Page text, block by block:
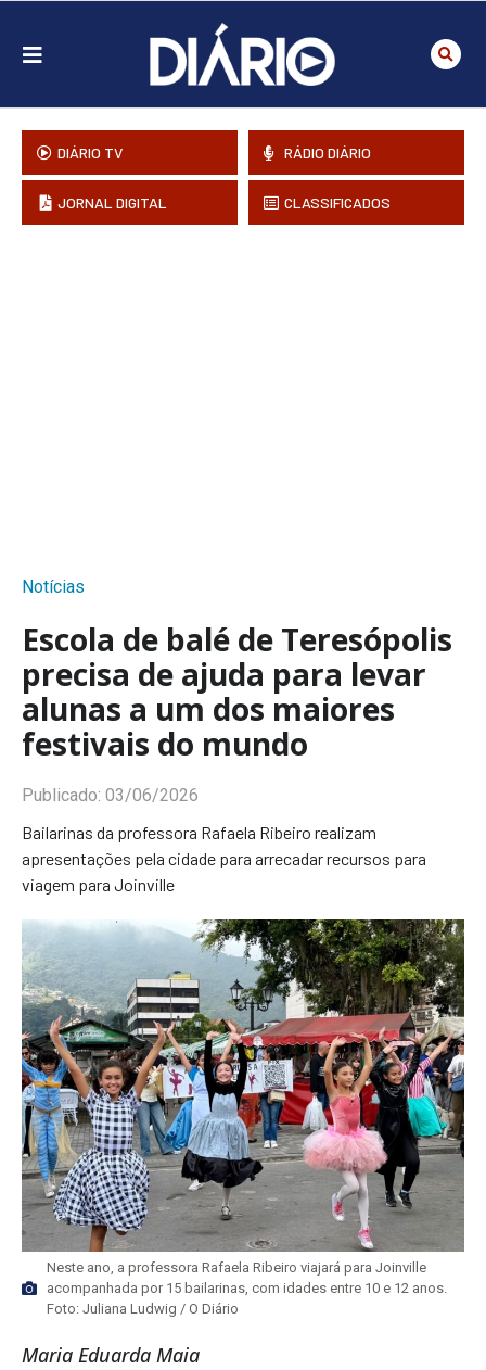
DIÁRIO TV RÁDIO DIÁRIO
JORNAL DIGITAL CLASSIFICADOS
Notícias
Escola de balé de Teresópolis
precisa de ajuda para levar
alunas a um dos maiores
festivais do mundo
Publicado: 03/06/2026
Bailarinas da professora Rafaela Ribeiro realizam
apresentações pela cidade para arrecadar recursos para
viagem para Joinville
Neste ano, a professora Rafaela Ribeiro viajará para Joinville
acompanhada por 15 bailarinas, com idades entre 10 e 12 anos.
Foto: Juliana Ludwig / O Diário
Maria Eduarda Maia